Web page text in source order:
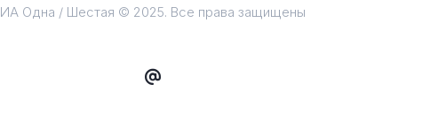
ИА Одна / Шестая © 2025. Все права защищены